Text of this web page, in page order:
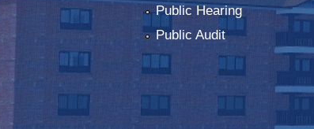
Public Hearing
Public Audit